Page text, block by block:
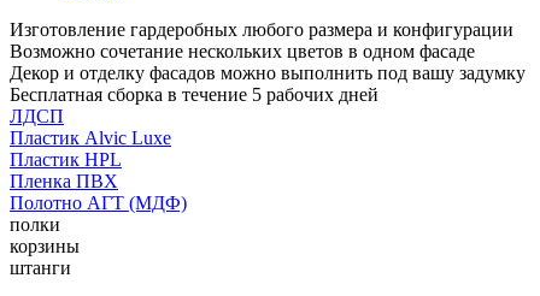
Изготовление гардеробных любого размера и конфигурации
Возможно сочетание нескольких цветов в одном фасаде
Декор и отделку фасадов можно выполнить под вашу задумку
Бесплатная сборка в течение 5 рабочих дней
ЛДСП
Пластик Alvic Luxe
Пластик HPL
Пленка ПВХ
Полотно АГТ (МДФ)
полки
корзины
штанги